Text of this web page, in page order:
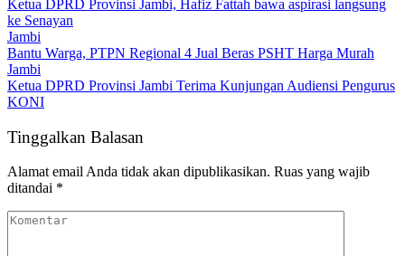
Ketua DPRD Provinsi Jambi, Hafiz Fattah bawa aspirasi langsung
ke Senayan
Jambi
Bantu Warga, PTPN Regional 4 Jual Beras PSHT Harga Murah
Jambi
Ketua DPRD Provinsi Jambi Terima Kunjungan Audiensi Pengurus
KONI
Tinggalkan Balasan
Alamat email Anda tidak akan dipublikasikan. Ruas yang wajib
ditandai *